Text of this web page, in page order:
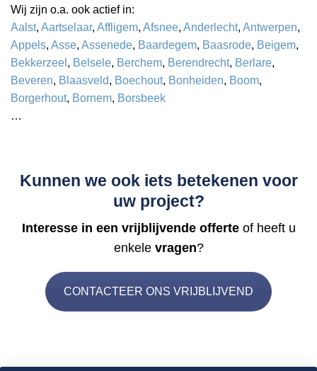
Wij zijn o.a. ook actief in:
Aalst, Aartselaar, Affligem, Afsnee, Anderlecht, Antwerpen,
Appels, Asse, Assenede, Baardegem, Baasrode, Beigem,
Bekkerzeel , Belsele, Berchem, Berendrecht, Berlare,
Beveren, Blaasveld, Boechout, Bonheiden, Boom,
Borgerhout, Bornem, Borsbeek
…
Kunnen we ook iets betekenen voor
uw project?
Interesse in een vrijblijvende offerte of heeft u
enkelevragen?
CONTACTEER ONS VRIJBLIJVEND